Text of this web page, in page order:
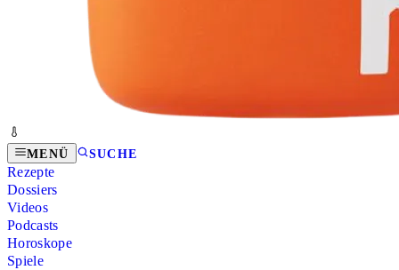
MENÜ SUCHE
Rezepte
Dossiers
Videos
Podcasts
Horoskope
Spiele